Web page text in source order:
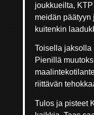
joukkueilta,
meidän päätyyn
kuitenkin
Toisella jaksolla
Pienillä
riittävän
Tulos ja pisteet